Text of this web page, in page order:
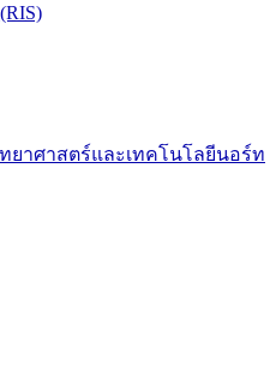
ยาศาสตร์และเทคโนโลยีนอร์ท